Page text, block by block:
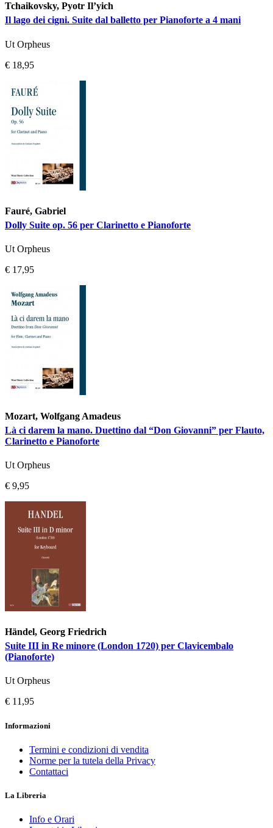
Tchaikovsky, Pyotr Il’yich
Il lago dei cigni. Suite dal balletto per Pianoforte a 4 mani
Ut Orpheus
€ 18,95
Fauré, Gabriel
Dolly Suite op. 56 per Clarinetto e Pianoforte
Ut Orpheus
€ 17,95
Mozart, Wolfgang Amadeus
Là ci darem la mano. Duettino dal “Don Giovanni” per Flauto,
Clarinetto e Pianoforte
Ut Orpheus
€ 9,95
Händel, Georg Friedrich
Suite III in Re minore (London 1720) per Clavicembalo
(Pianoforte)
Ut Orpheus
€ 11,95
Informazioni
Termini e condizioni di vendita
Norme per la tutela della Privacy
Contattaci
La Libreria
Info e Orari